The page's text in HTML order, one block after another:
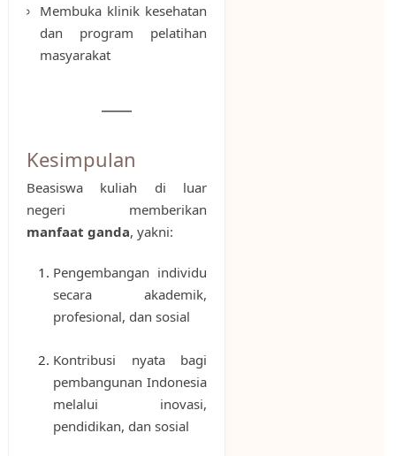
Membuka klinik kesehatan
dan program pelatihan
masyarakat
Kesimpulan
Beasiswa kuliah di luar
negeri memberikan
manfaat ganda, yakni:
Pengembangan individu
secara akademik,
profesional, dan sosial
Kontribusi nyata bagi
pembangunan Indonesia
melalui inovasi,
pendidikan, dan sosial